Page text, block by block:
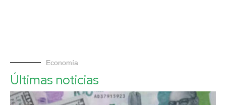
Economía
Últimas noticias